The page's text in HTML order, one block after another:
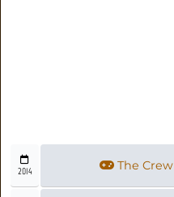
2014 The Crew